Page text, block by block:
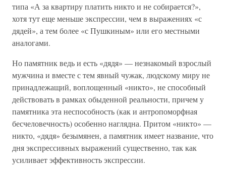
типа «А за квартиру платить никто и не собирается?»,
хотя тут еще меньше экспрессии, чем в выражениях «с
дядей», а тем более «с Пушкиным» или его местными
аналогами.
Но памятник ведь и есть «дядя» — незнакомый взрослый
мужчина и вместе с тем явный чужак, людскому миру не
принадлежащий, воплощенный «никто», не способный
действовать в рамках обыденной реальности, причем у
памятника эта неспособность (как и антропоморфная
бесчеловечность) особенно наглядна. Притом «никто» —
никто, «дядя» безымянен, а памятник имеет название, что
дня экспрессивных выражений существенно, так как
усиливает эффективность экспрессии.